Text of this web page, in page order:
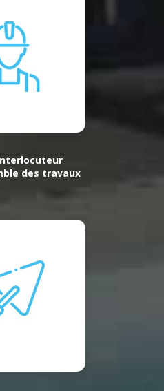
des travaux